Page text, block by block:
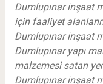
Dumlupınar inşaat
için faaliyet
Dumlupınar inşaat
Dumlupınar yapı
malzemesi satan
Dumlupınar inşaat